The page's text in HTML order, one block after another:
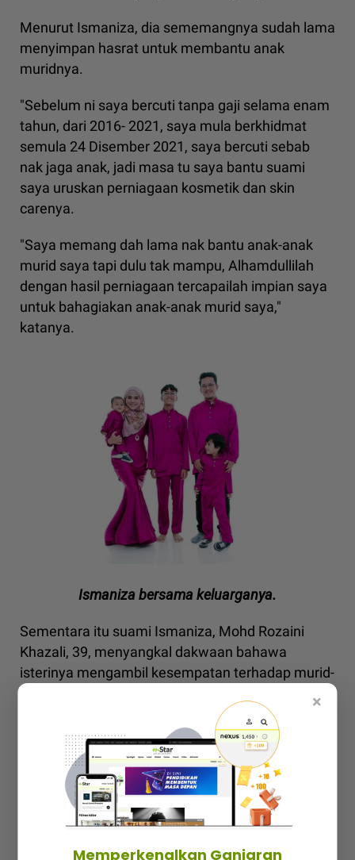
Menurut Ismaniza, dia sememangnya sudah lama
menyimpan hasrat untuk membantu anak
muridnya.
"Sebelum ni saya bercuti tanpa gaji selama enam
tahun, dari 2016- 2021, saya mula berkhidmat
semula 24 Disember 2021, saya bercuti sebab
nak jaga anak, jadi masa tu saya bantu suami
saya uruskan perniagaan kosmetik dan skin
carenya.
"Saya memang dah lama nak bantu anak-anak
murid saya tapi dulu tak mampu, Alhamdullilah
dengan hasil perniagaan tercapailah impian saya
untuk bahagiakan anak-anak murid saya,"
katanya.
Ismaniza bersama keluarganya.
Sementara itu suami Ismaniza, Mohd Rozaini
Khazali, 39, menyangkal dakwaan bahawa
isterinya mengambil kesempatan terhadap murid-
"Kami bercinta sejak dari tingkatan empat, cikgu
ni memang sikap dia macam tu, peramah, suka
tolong orang kadang sampai habis licin gaji dia.
"Kalau ada yang nak kata dia ambil kesempatan
tu terpulang pada pandangan masing-masing.
×
Memperkenalkan Ganjaran